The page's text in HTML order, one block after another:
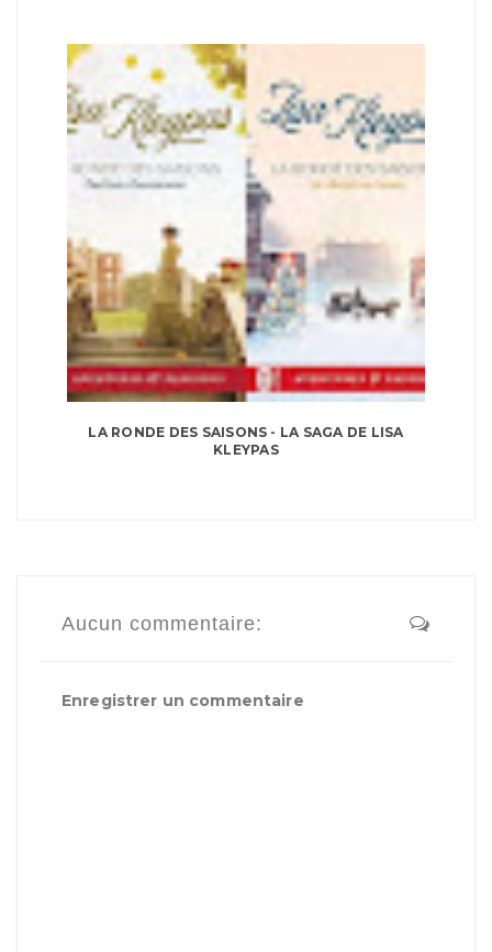
LA RONDE DES SAISONS - LA SAGA DE LISA
KLEYPAS
Aucun commentaire:
Enregistrer un commentaire